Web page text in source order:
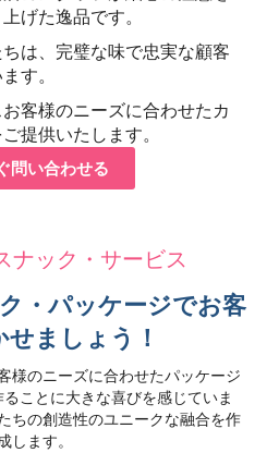
げた逸品です。
は、完璧な味で忠実な顧客
す。
客様のニーズに合わせたカ
提供いたします。
問い合わせる
ナック・サービス
・パッケージでお客
ましょう！
様のニーズに合わせたパッケージ
ことに大きな喜びを感じていま
ちの創造性のユニークな融合を作
します。